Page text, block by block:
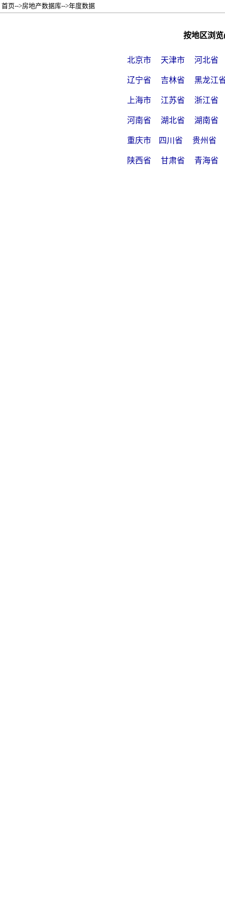
首页-->房地产数据库-->年度数据
按地区浏
北京市 天津市 河北省
辽宁省 吉林省 黑龙江
上海市 江苏省 浙江省
河南省 湖北省 湖南省
重庆市 四川省 贵州省
陕西省 甘肃省 青海省